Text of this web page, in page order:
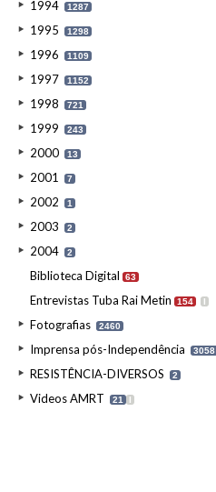
1994 1287
1995 1298
1996 1109
1997 1152
1998 721
1999 243
2000 13
2001 7
2002 1
2003 2
2004 2
Biblioteca Digital 63
Entrevistas Tuba Rai Metin 154 I
Fotografias 2460
Imprensa pós-Independência 3058
RESISTÊNCIA-DIVERSOS 2
Videos AMRT 21 I